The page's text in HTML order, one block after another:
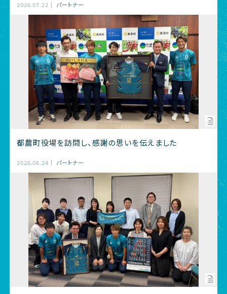
2026.07.22 パートナー
都農町役場を訪問し、感謝の思いを伝えました
2026.06.24 パートナー